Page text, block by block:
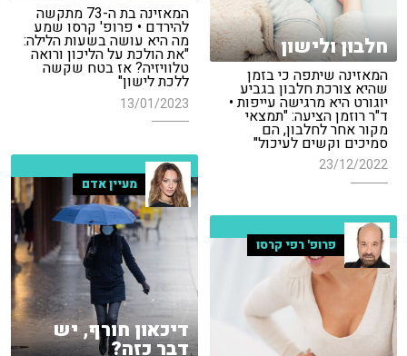
המאזינה בת ה-73 מתקשה
להירדם • פרופ' קרסו שמע
מה היא עושה בשעות הלילה:
"את הולכת על הליכון ורואה
טלוויזיה? אז בטח שקשה
ללכת לישון"
13/01/2023
חלבון ולישון
המאזינה שיתפה כי בזמן
שהיא צורכת חלבון בגביע
יוגורט היא מרגישה עייפות •
ד"ר רוזמן הציעה: "תמצאי
מקור אחר לחלבון, הם
סמיכים וקשים לעיכול"
23/12/2022
מעיין אדם
דיכאון חורף, יש
דבר כזה?
פרופ' רפי קרסו